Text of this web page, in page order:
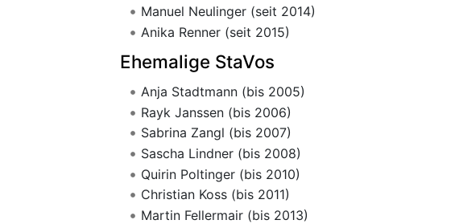
Manuel Neulinger (seit 2014)
Anika Renner (seit 2015)
Ehemalige StaVos
Anja Stadtmann (bis 2005)
Rayk Janssen (bis 2006)
Sabrina Zangl (bis 2007)
Sascha Lindner (bis 2008)
Quirin Poltinger (bis 2010)
Christian Koss (bis 2011)
Martin Fellermair (bis 2013)